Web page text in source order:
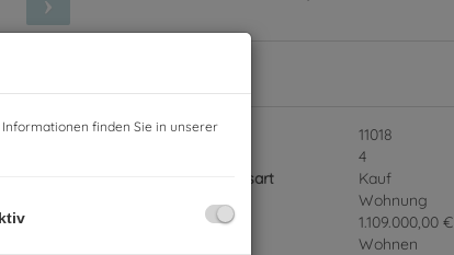
Objektnr.
11018
4
Vermarktungsart
Kauf
Objektart
Wohnung
Kaufpreis
1.109.000,00 €
Wohnen
finden Sie in unserer